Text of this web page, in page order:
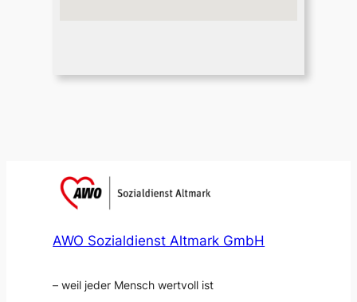
AWO Sozialdienst Altmark GmbH
– weil jeder Mensch wertvoll ist